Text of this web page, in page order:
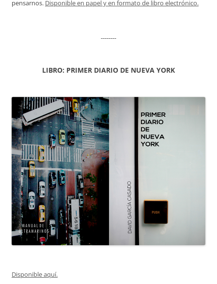
pensarnos. Disponible en papel y en formato de libro electrónico.
--------
LIBRO: PRIMER DIARIO DE NUEVA YORK
Disponible aquí.